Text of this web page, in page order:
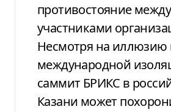
противостояние между
участниками
Несмотря на иллюзию
международной
саммит БРИКС в
Казани может